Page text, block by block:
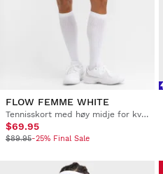
FLOW FEMME WHITE
Tennisskort med høy midje for kvinner
$69.95
$89.95-25% Final Sale